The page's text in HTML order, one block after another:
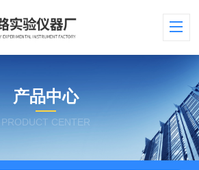
产品中心
PRODUCT CENTER